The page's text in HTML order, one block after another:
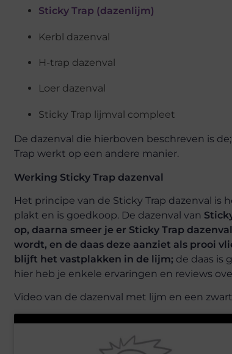
Sticky Trap (dazenlijm)
Kerbl dazenval
H-trap dazenval
Loer dazenval
Sticky Trap lijmval compleet
De dazenval die hierboven beschreven is de;
Trap werkt op een andere manier.
Werking Sticky Trap dazenval
Het principe van de Sticky Trap dazenval is
plakt en is goedkoop. De dazenval van
op, daarna smeer je er Sticky Trap
wordt, en de daas deze aanziet als prooi
blijft het vastplakken in de lijm; de daas is
hier heb je enkele ervaringen en reviews
Video van de dazenval met lijm en een